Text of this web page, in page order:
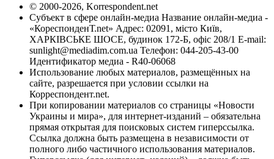
© 2000-2026, Korrespondent.net
Субъект в сфере онлайн-медиа Название онлайн-медиа -
«КореспонденТ.net» Адрес: 02091, місто Київ,
ХАРКІВСЬКЕ ШОСЕ, будинок 172-Б, офіс 208/1 E-mail:
sunlight@mediadim.com.ua Телефон: 044-205-43-00
Идентификатор медиа - R40-06068
Использование любых материалов, размещённых на
сайте, разрешается при условии ссылки на
Корреспондент.net.
При копировании материалов со страницы «Новости
Украины и мира», для интернет-изданий – обязательна
прямая открытая для поисковых систем гиперссылка.
Ссылка должна быть размещена в независимости от
полного либо частичного использования материалов.